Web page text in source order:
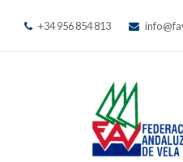
+34 956 854 813